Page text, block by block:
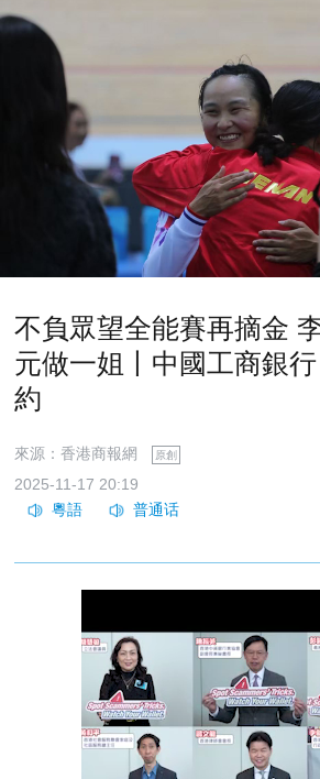
不負眾望全能賽再摘金
元做一姐丨中國工商銀
約
來源：香港商報網 原創
2025-11-17 20:19